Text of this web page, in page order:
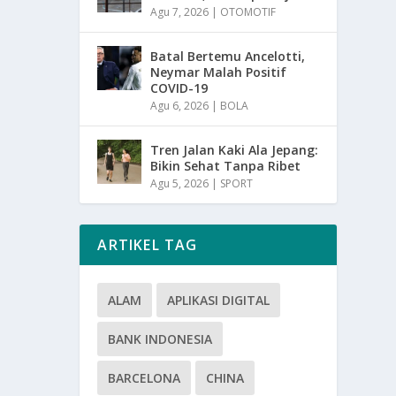
Agu 7, 2026 | OTOMOTIF
Batal Bertemu Ancelotti,
Neymar Malah Positif
COVID-19
Agu 6, 2026 | BOLA
Tren Jalan Kaki Ala Jepang:
Bikin Sehat Tanpa Ribet
Agu 5, 2026 | SPORT
ARTIKEL TAG
ALAM APLIKASI DIGITAL
BANK INDONESIA
BARCELONA CHINA